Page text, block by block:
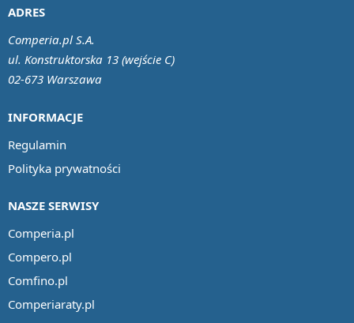
INFORMACJE
Regulamin
Polityka prywatności
NASZE SERWISY
Comperia.pl
Compero.pl
Comfino.pl
Comperiaraty.pl
ADRES
Comperia.pl S.A.
ul. Konstruktorska 13 (wejście C)
02-673 Warszawa